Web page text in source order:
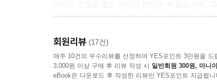
► 속임수를 쓰고 절차를 무시하는 사람들은 결국
당하는 사람들이 있다면 그들을 위해 나서라. 어
편지를 쓰며 ‘내 딸에 관해, 그리고 어쩌면 더 크
한국어판에는 원서에는 포함되지 않았던 크리
디자인하고, 띠지를 선물 포장처럼 쪽지 모양으로
회원리뷰 (17건)
매주 10건의 우수리뷰를 선정하여 YES포인트 3만원을 드
3,000원 이상 구매 후 리뷰 작성 시 일반회원 300원, 마니
eBook은 다운로드 후 작성한 리뷰만 YES포인트 지급됩니